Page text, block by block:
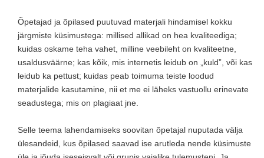
Õpetajad ja õpilased puutuvad materjali hindamisel kokku
järgmiste küsimustega: millised allikad on hea kvaliteediga;
kuidas oskame teha vahet, milline veebileht on kvaliteetne,
usaldusväärne; kas kõik, mis internetis leidub on „kuld”, või kas
leidub ka pettust; kuidas peab toimuma teiste loodud
materjalide kasutamine, nii et me ei läheks vastuollu erinevate
seadustega; mis on plagiaat jne.
Selle teema lahendamiseks soovitan õpetajal nuputada välja
ülesandeid, kus õpilased saavad ise arutleda nende küsimuste